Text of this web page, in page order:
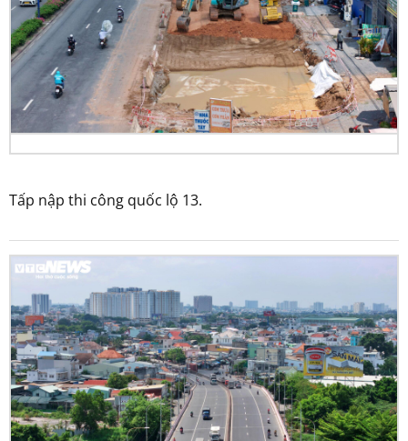
Tấp nập thi công quốc lộ 13.